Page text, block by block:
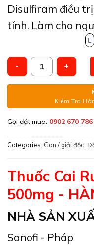
Disulfiram điều
tính. Làm cho
thèm rượu bia
Cai rượu Esperal
Kiểm Tra
Gọi đặt mua: 0902 670 786
Categories: Gan / giải độc,
Thuốc Cai
500mg -
NHÀ SẢN
Sanofi - Pháp